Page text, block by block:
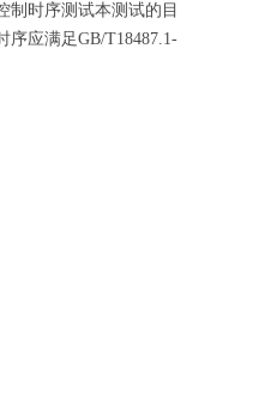
制时序测试本测试的目
应满足GB/T18487.1-